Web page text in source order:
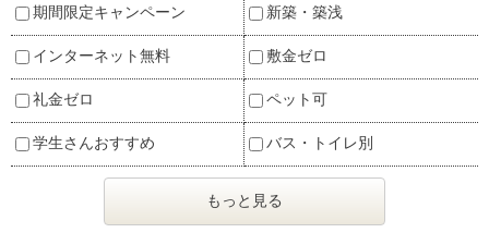
期間限定キャンペーン 新築・築浅
インターネット無料 敷金ゼロ
礼金ゼロ ペット可
学生さんおすすめ バス・トイレ別
もっと見る